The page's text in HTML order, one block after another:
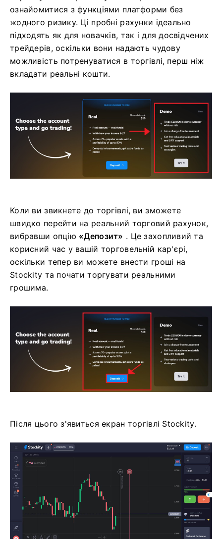
ознайомитися з функціями платформи без
жодного ризику. Ці пробні рахунки ідеально
підходять як для новачків, так і для досвідчених
трейдерів, оскільки вони надають чудову
можливість потренуватися в торгівлі, перш ніж
вкладати реальні кошти.
Коли ви звикнете до торгівлі, ви зможете
швидко перейти на реальний торговий рахунок,
вибравши опцію «Депозит» . Це захопливий та
корисний час у вашій торговельній кар'єрі,
оскільки тепер ви можете внести гроші на
Stockity та почати торгувати реальними
грошима.
Після цього з'явиться екран торгівлі Stockity.